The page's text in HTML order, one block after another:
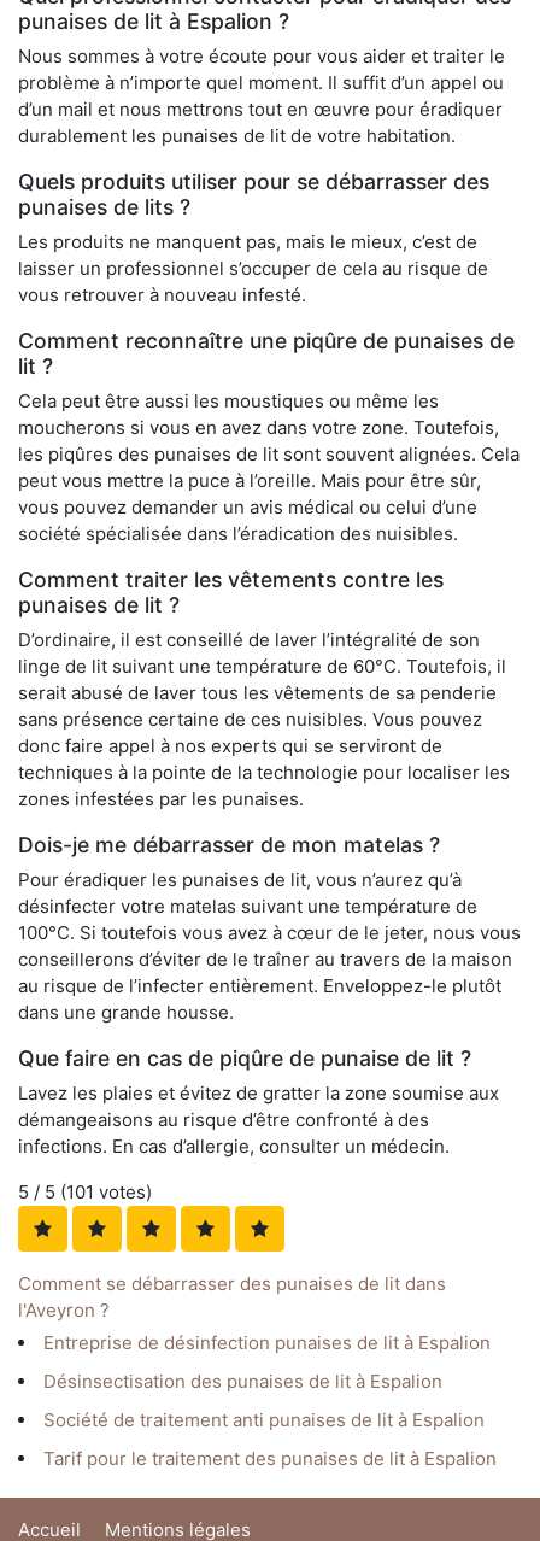
punaises de lit à Espalion ?
Nous sommes à votre écoute pour vous aider et traiter le
problème à n’importe quel moment. Il suffit d’un appel ou
d’un mail et nous mettrons tout en œuvre pour éradiquer
durablement les punaises de lit de votre habitation.
Quels produits utiliser pour se débarrasser des
punaises de lits ?
Les produits ne manquent pas, mais le mieux, c’est de
laisser un professionnel s’occuper de cela au risque de
vous retrouver à nouveau infesté.
Comment reconnaître une piqûre de punaises de
lit ?
Cela peut être aussi les moustiques ou même les
moucherons si vous en avez dans votre zone. Toutefois,
les piqûres des punaises de lit sont souvent alignées. Cela
peut vous mettre la puce à l’oreille. Mais pour être sûr,
vous pouvez demander un avis médical ou celui d’une
société spécialisée dans l’éradication des nuisibles.
Comment traiter les vêtements contre les
punaises de lit ?
D’ordinaire, il est conseillé de laver l’intégralité de son
linge de lit suivant une température de 60°C. Toutefois, il
serait abusé de laver tous les vêtements de sa penderie
sans présence certaine de ces nuisibles. Vous pouvez
donc faire appel à nos experts qui se serviront de
techniques à la pointe de la technologie pour localiser les
zones infestées par les punaises.
Dois-je me débarrasser de mon matelas ?
Pour éradiquer les punaises de lit, vous n’aurez qu’à
désinfecter votre matelas suivant une température de
100°C. Si toutefois vous avez à cœur de le jeter, nous vous
conseillerons d’éviter de le traîner au travers de la maison
au risque de l’infecter entièrement. Enveloppez-le plutôt
dans une grande housse.
Que faire en cas de piqûre de punaise de lit ?
Lavez les plaies et évitez de gratter la zone soumise aux
démangeaisons au risque d’être confronté à des
infections. En cas d’allergie, consulter un médecin.
5 / 5 (101 votes)
Comment se débarrasser des punaises de lit dans
l'Aveyron ?
Entreprise de désinfection punaises de lit à Espalion
Désinsectisation des punaises de lit à Espalion
Société de traitement anti punaises de lit à Espalion
Tarif pour le traitement des punaises de lit à Espalion
Accueil Mentions légales